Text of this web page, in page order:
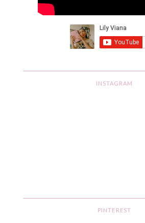
INSTAGRAM
PINTEREST